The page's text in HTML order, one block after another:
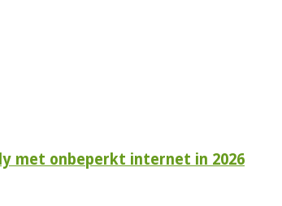
met onbeperkt internet in 2026